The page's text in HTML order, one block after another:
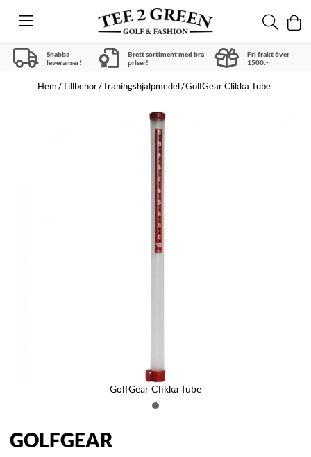
Snabba
leveranser!
Brett sortiment med bra
priser!
Fri frakt över
1500:-
Hem Tillbehör Träningshjälpmedel GolfGear Clikka Tube
GolfGear Clikka Tube
GOLFGEAR